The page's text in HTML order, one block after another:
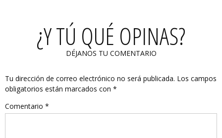
¿Y TÚ QUÉ OPINAS?
DÉJANOS TU COMENTARIO
Tu dirección de correo electrónico no será publicada. Los campos
obligatorios están marcados con *
Comentario *